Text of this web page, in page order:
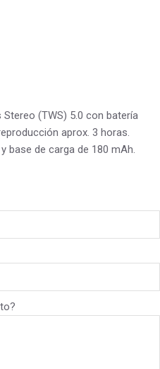
(TWS) 5.0 con batería
aprox. 3 horas.
base de carga de 180 mAh.